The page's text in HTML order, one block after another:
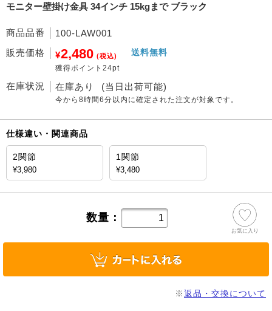
モニター壁掛け金具 34インチ 15kgまで ブラック
商品品番
100-LAW001
販売価格
¥2,480 (税込)
獲得ポイント24pt
送料無料
在庫状況 在庫あり (当日出荷可能)
今から8時間6分 以内に確定された注文が対象です。
仕様違い・関連商品
2関節
¥3,980
1関節
¥3,480
数量：
お気に入り
※返品・交換について